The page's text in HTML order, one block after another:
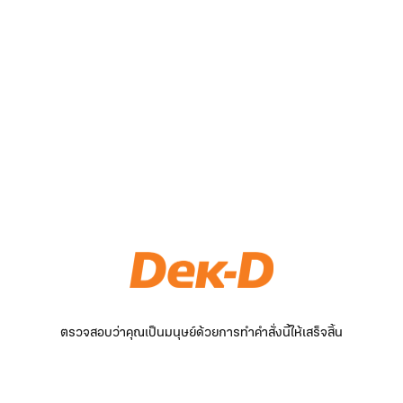
ตรวจสอบว่าคุณเป็นมนุษย์ด้วยการทำคำสั่งนี้ให้เสร็จสิ้น